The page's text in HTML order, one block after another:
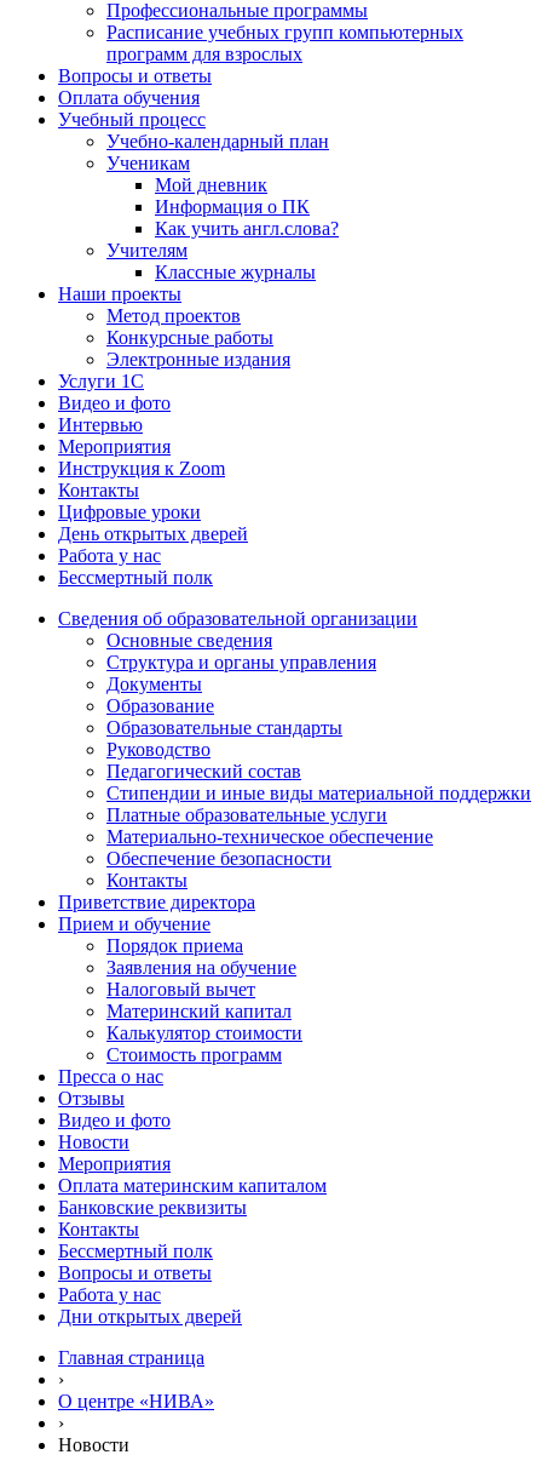
Профессиональные программы
Расписание учебных групп компьютерных
программ для взрослых
Вопросы и ответы
Оплата обучения
Учебный процесс
Учебно-календарный план
Ученикам
Мой дневник
Информация о ПК
Как учить англ.слова?
Учителям
Классные журналы
Наши проекты
Метод проектов
Конкурсные работы
Электронные издания
Услуги 1C
Видео и фото
Интервью
Мероприятия
Инструкция к Zoom
Контакты
Цифровые уроки
День открытых дверей
Работа у нас
Бессмертный полк
Сведения об образовательной организации
Основные сведения
Структура и органы управления
Документы
Образование
Образовательные стандарты
Руководство
Педагогический состав
Стипендии и иные виды материальной поддержки
Платные образовательные услуги
Материально-техническое обеспечение
Обеспечение безопасности
Контакты
Приветствие директора
Прием и обучение
Порядок приема
Заявления на обучение
Налоговый вычет
Материнский капитал
Калькулятор стоимости
Стоимость программ
Пресса о нас
Отзывы
Видео и фото
Новости
Мероприятия
Оплата материнским капиталом
Банковские реквизиты
Контакты
Бессмертный полк
Вопросы и ответы
Работа у нас
Дни открытых дверей
Главная страница
›
О центре «НИВА»
›
Новости